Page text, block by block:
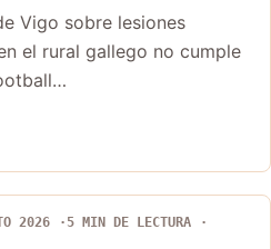
Vigo sobre lesiones
el rural gallego no cumple
2026
5 MIN DE LECTURA